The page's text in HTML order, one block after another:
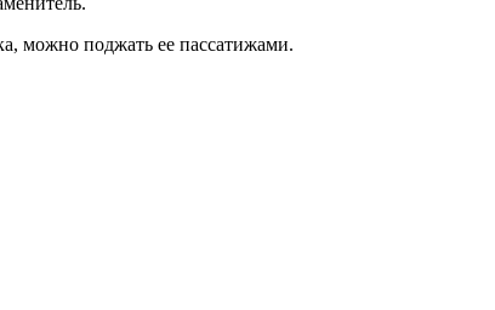
можно поджать ее пассатижами.